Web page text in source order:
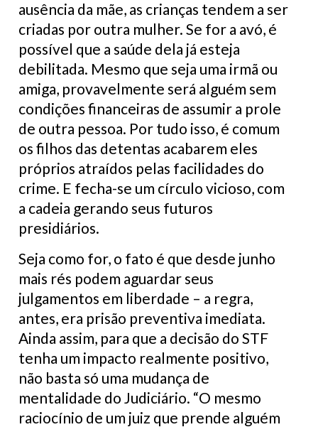
ausência da mãe, as crianças tendem a ser
criadas por outra mulher. Se for a avó, é
possível que a saúde dela já esteja
debilitada. Mesmo que seja uma irmã ou
amiga, provavelmente será alguém sem
condições financeiras de assumir a prole
de outra pessoa. Por tudo isso, é comum
os filhos das detentas acabarem eles
próprios atraídos pelas facilidades do
crime. E fecha-se um círculo vicioso, com
a cadeia gerando seus futuros
presidiários.
Seja como for, o fato é que desde junho
mais rés podem aguardar seus
julgamentos em liberdade – a regra,
antes, era prisão preventiva imediata.
Ainda assim, para que a decisão do STF
tenha um impacto realmente positivo,
não basta só uma mudança de
mentalidade do Judiciário. “O mesmo
raciocínio de um juiz que prende alguém